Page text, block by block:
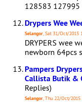
128583
Drypers Wee
Selangor, Sat 31/Oct/2015
DRYPERS wee
newborn 64pcs
Pampers
Callista Butik &
Replies)
Selangor, Thu 22/Oct/2015